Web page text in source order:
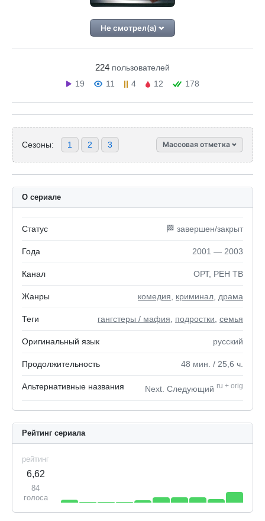
Не смотрел(а)
224 пользователей
19
11 4 12 178
Сезоны: 1 2 3 Массовая отметка
О сериале
Статус 🏁 завершен/закрыт
Года 2001 — 2003
Канал ОРТ, РЕН ТВ
Жанры комедия криминал драма
Теги гангстеры / мафия подростки семья
Оригинальный язык русский
Продолжительность 48 мин. / 25,6 ч.
Альтернативные названия Next. Следующий ru + orig
Рейтинг сериала
рейтинг
6,62
84
голоса